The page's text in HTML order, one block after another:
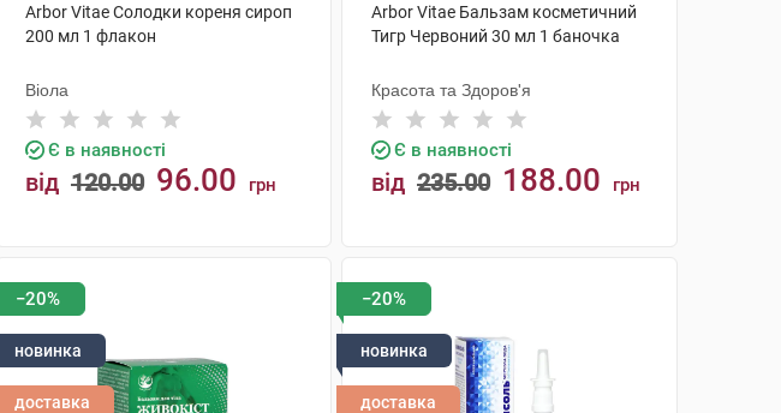
Arbor Vitae Солодки кореня сироп
200 мл 1 флакон
Віола
Є в наявності
від 120.00 96.00 грн
Arbor Vitae Бальзам косметичний
Тигр Червоний 30 мл 1 баночка
Красота та Здоров'я
Є в наявності
від 235.00 188.00 грн
−20%
новинка
доставка
−20%
новинка
доставка